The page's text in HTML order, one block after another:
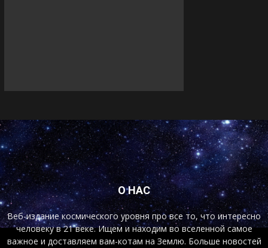
О НАС
Веб-издание космического уровня про все то, что интересно
человеку в 21 веке. Ищем и находим во вселенной самое
важное и доставляем вам-котам на Землю. Больше новостей